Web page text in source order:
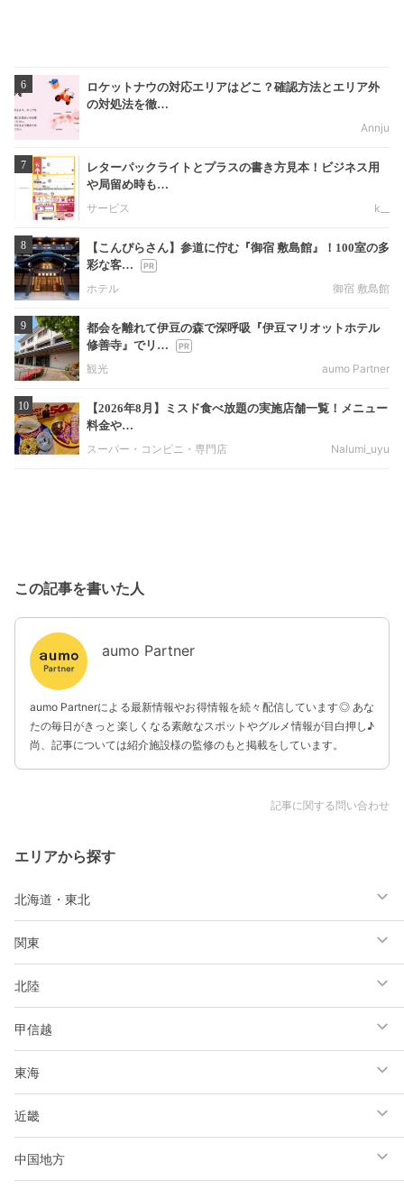
6
ロケットナウの対応エリアはどこ？確認方法とエリア外
の対処法を徹…
Annju
7
レターパックライトとプラスの書き方見本！ビジネス用
や局留め時も…
サービス
k__
8
【こんぴらさん】参道に佇む『御宿 敷島館』！100室の多
彩な客…
ホテル
御宿 敷島館
9
都会を離れて伊豆の森で深呼吸『伊豆マリオットホテル
修善寺』でリ…
観光
aumo Partner
10
【2026年8月】ミスド食べ放題の実施店舗一覧！メニュー
料金や…
スーパー・コンビニ・専門店
Nalumi_uyu
この記事を書いた人
aumo Partner
aumo Partnerによる最新情報やお得情報を続々配信しています◎ あな
たの毎日がきっと楽しくなる素敵なスポットやグルメ情報が目白押し♪
尚、記事については紹介施設様の監修のもと掲載をしています。
記事に関する問い合わせ
エリアから探す
北海道・東北
関東
北陸
甲信越
東海
近畿
中国地方